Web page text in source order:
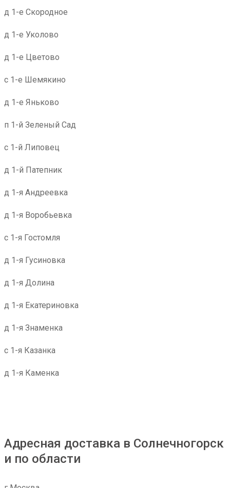
д 1-е Скородное
д 1-е Уколово
д 1-е Цветово
с 1-е Шемякино
д 1-е Яньково
п 1-й Зеленый Сад
с 1-й Липовец
д 1-й Патепник
д 1-я Андреевка
д 1-я Воробьевка
с 1-я Гостомля
д 1-я Гусиновка
д 1-я Долина
д 1-я Екатериновка
д 1-я Знаменка
с 1-я Казанка
д 1-я Каменка
Адресная доставка в Солнечногорск
и по области